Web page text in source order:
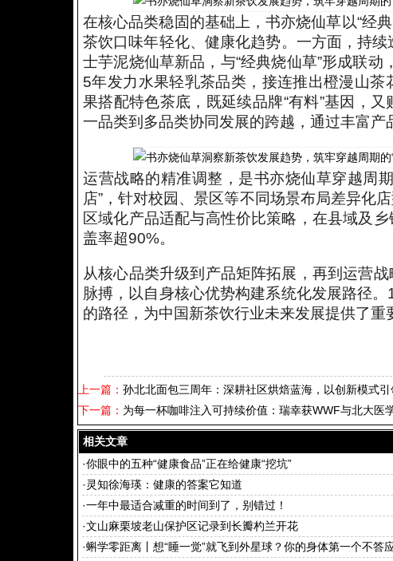
在核心品类稳固的基础上，书亦烧仙草以“经
茶饮口味年轻化、健康化趋势。一方面，持
士芋泥烧仙草新品，与“经典烧仙草”形成联
5年发力水果轻乳茶品类，接连推出橙漫山
果搭配特色茶底，既延续品牌“有料”基因，
一品类到多品类协同发展的跨越，通过丰富产
运营战略的精准调整，是书亦烧仙草穿越周
店”，针对校园、景区等不同场景布局差异化
区域化产品适配与高性价比策略，在县域及
盖率超90%。
从核心品类升级到产品矩阵拓展，再到运营
脉搏，以自身核心优势构建系统化发展路径
的路径，为中国新茶饮行业未来发展提供了重
上一篇： 孙北北面包三周年：深耕社区烘焙蓝海，以创新模式
下一篇： 为每一杯咖啡注入可持续价值：瑞幸获WWF与北大医
相关文章
·你眼中的五种“健康食品”正在给健康“挖坑”
· 灵知徐海瑛：健康的答案它知道
·一年中最适合减重的时间到了，别错过！
·文山麻栗坡老山保护区记录到长瓣杓兰开花
·蝌学零距离丨想“睡一觉”就飞到外星球？你的身体第一个不答